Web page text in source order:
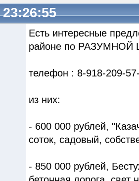
Есть интересные
районе по РАЗУМНОЙ
телефон : 8-918-209-
из них:
- 600 000 рублей,
соток, садовый,
- 850 000 рублей,